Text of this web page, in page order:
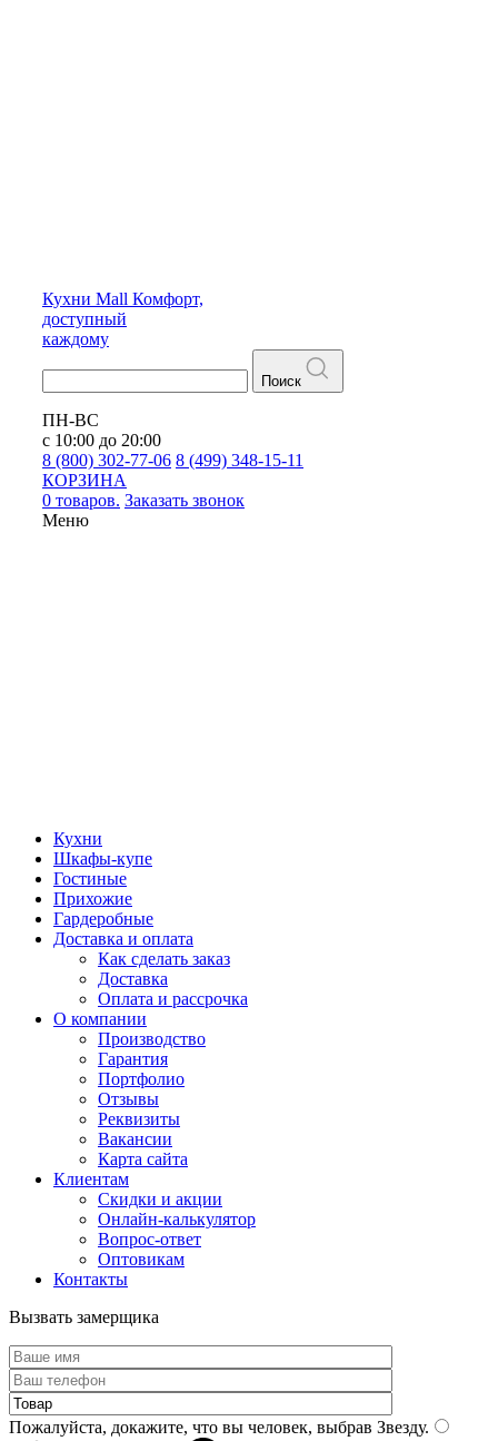
Кухни Mall Комфорт,
доступный
каждому
Поиск
ПН-ВС
с 10:00 до 20:00
8 (800) 302-77-06 8 (499) 348-15-11
КОРЗИНА
0 товаров. Заказать звонок
Меню
Кухни
Шкафы-купе
Гостиные
Прихожие
Гардеробные
Доставка и оплата
Как сделать заказ
Доставка
Оплата и рассрочка
О компании
Производство
Гарантия
Портфолио
Отзывы
Реквизиты
Вакансии
Карта сайта
Клиентам
Скидки и акции
Онлайн-калькулятор
Вопрос-ответ
Оптовикам
Контакты
Вызвать замерщика
Пожалуйста, докажите, что вы человек, выбрав Звезду.